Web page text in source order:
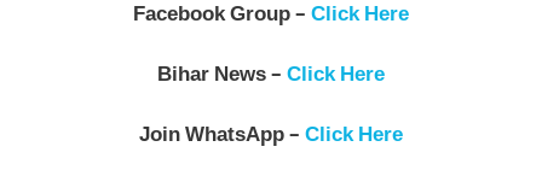
Facebook Group – Click Here
Bihar News – Click Here
Join WhatsApp – Click Here